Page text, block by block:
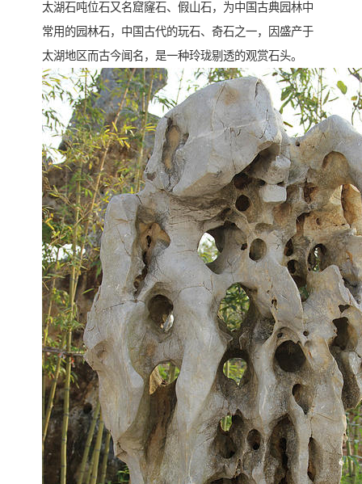
太湖石吨位石又名窟窿石、假山石，为中国古典园林中
常用的园林石，中国古代的玩石、奇石之一，因盛产于
太湖地区而古今闻名，是一种玲珑剔透的观赏石头。